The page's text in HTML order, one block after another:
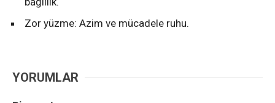
Zor yüzme: Azim ve mücadele ruhu.
YORUMLAR